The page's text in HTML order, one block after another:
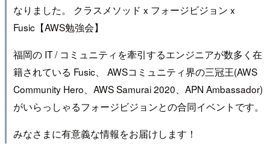
なりました。 クラスメソッド x フォージビジョン x
Fusic【AWS勉強会】
福岡の IT / コミュニティを牽引するエンジニアが数多く在
籍されている Fusic、 AWSコミュニティ界の三冠王(AWS
Community Hero、AWS Samurai 2020、APN Ambassador)
がいらっしゃるフォージビジョンとの合同イベントです。
みなさまに有意義な情報をお届けします！